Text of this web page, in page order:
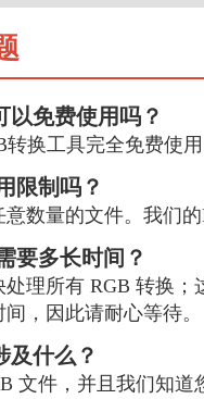
以免费使用吗？
换工具完全免费使用
限制吗？
数量的文件。我们
要多长时间？
理所有 RGB 转换
，因此请耐心等待。
及什么？
文件，并且我们知